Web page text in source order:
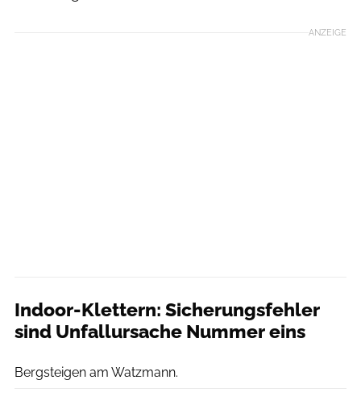
ANZEIGE
Indoor-Klettern: Sicherungsfehler
sind Unfallursache Nummer eins
Bergsteigen am Watzmann.